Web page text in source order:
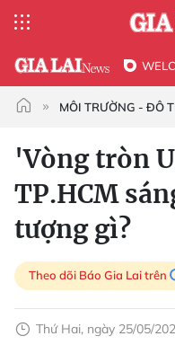
MÔI TRƯỜNG - ĐÔ
'Vòng tròn
TP.HCM
tượng gì?
Theo dõi Báo Gia Lai trên
Thứ Hai, ngày 25/05/